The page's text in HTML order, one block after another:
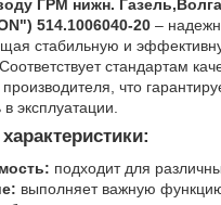
ГРМ нижн.
514.1006040-20 –
стабильную и
стандартам
что
эксплуатации.
подходит для
выполняет важную